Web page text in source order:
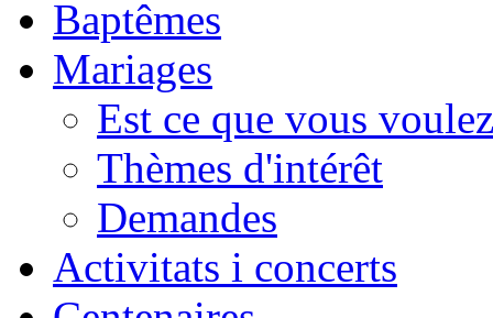
Baptêmes
Mariages
Est ce que vous
Thèmes d'intérêt
Demandes
Activitats i concerts